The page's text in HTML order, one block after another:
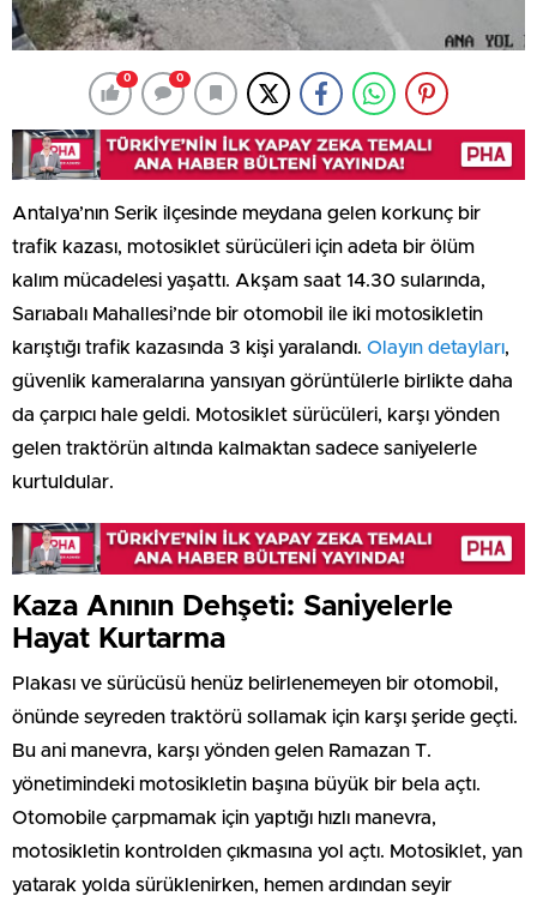
0 0
Antalya’nın Serik ilçesinde meydana gelen korkunç bir
trafik kazası, motosiklet sürücüleri için adeta bir ölüm
kalım mücadelesi yaşattı. Akşam saat 14.30 sularında,
Sarıabalı Mahallesi’nde bir otomobil ile iki motosikletin
karıştığı trafik kazasında 3 kişi yaralandı. Olayın detayları,
güvenlik kameralarına yansıyan görüntülerle birlikte daha
da çarpıcı hale geldi. Motosiklet sürücüleri, karşı yönden
gelen traktörün altında kalmaktan sadece saniyelerle
kurtuldular.
Kaza Anının Dehşeti: Saniyelerle
Hayat Kurtarma
Plakası ve sürücüsü henüz belirlenemeyen bir otomobil,
önünde seyreden traktörü sollamak için karşı şeride geçti.
Bu ani manevra, karşı yönden gelen Ramazan T.
yönetimindeki motosikletin başına büyük bir bela açtı.
Otomobile çarpmamak için yaptığı hızlı manevra,
motosikletin kontrolden çıkmasına yol açtı. Motosiklet, yan
yatarak yolda sürüklenirken, hemen ardından seyir